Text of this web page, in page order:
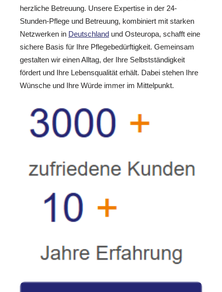
herzliche Betreuung. Unsere Expertise in der 24-
Stunden-Pflege und Betreuung, kombiniert mit starken
Netzwerken in Deutschland und Osteuropa, schafft eine
sichere Basis für Ihre Pflegebedürftigkeit. Gemeinsam
gestalten wir einen Alltag, der Ihre Selbstständigkeit
fördert und Ihre Lebensqualität erhält. Dabei stehen Ihre
Wünsche und Ihre Würde immer im Mittelpunkt.